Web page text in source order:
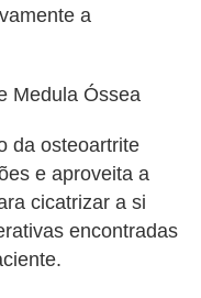
a
Medula Óssea
da osteoartrite
e aproveita a
cicatrizar a si
encontradas